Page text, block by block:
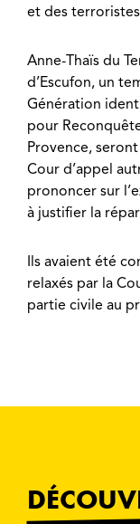
et des
Anne-Thaïs du
d’Escufon, un
Génération
pour
Provence,
Cour d’appel
prononcer sur
à justifier la
Ils avaient été
relaxés par la
partie civile au